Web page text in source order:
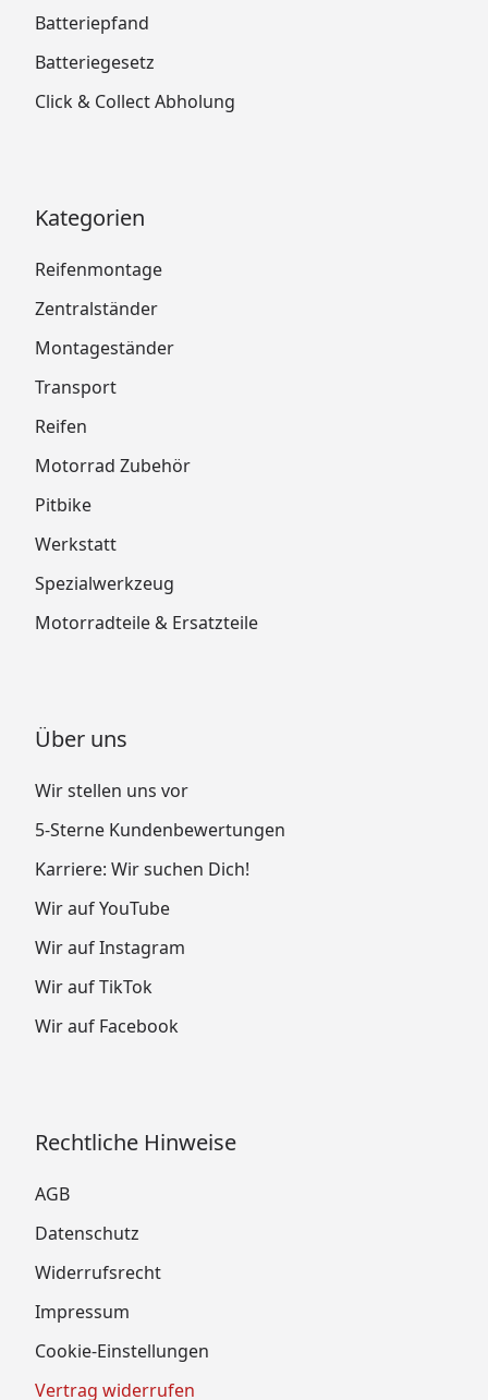
Batteriepfand
Batteriegesetz
Click & Collect Abholung
Kategorien
Reifenmontage
Zentralständer
Montageständer
Transport
Reifen
Motorrad Zubehör
Pitbike
Werkstatt
Spezialwerkzeug
Motorradteile & Ersatzteile
Über uns
Wir stellen uns vor
5-Sterne Kundenbewertungen
Karriere: Wir suchen Dich!
Wir auf YouTube
Wir auf Instagram
Wir auf TikTok
Wir auf Facebook
Rechtliche Hinweise
AGB
Datenschutz
Widerrufsrecht
Impressum
Cookie-Einstellungen
Vertrag widerrufen